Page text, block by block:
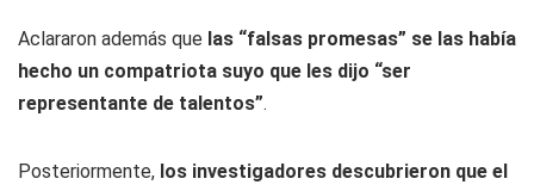
Aclararon además que las “falsas promesas” se las había
hecho un compatriota suyo que les dijo “ser
representante de talentos”.
Posteriormente, los investigadores descubrieron que el